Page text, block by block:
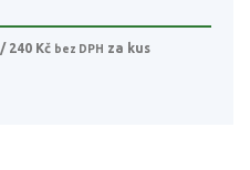
/ 240 Kč bez DPH za kus